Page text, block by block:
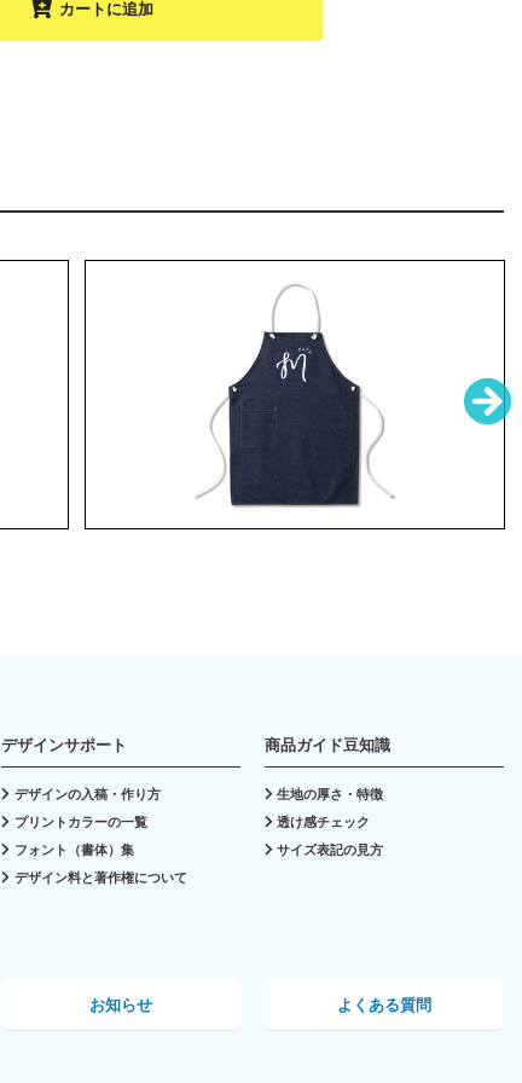
カートに追加
デザインサポート
デザインの入稿・作り方
プリントカラーの一覧
フォント（書体）集
デザイン料と著作権について
商品ガイド豆知識
生地の厚さ・特徴
透け感チェック
サイズ表記の見方
お知らせ よくある質問